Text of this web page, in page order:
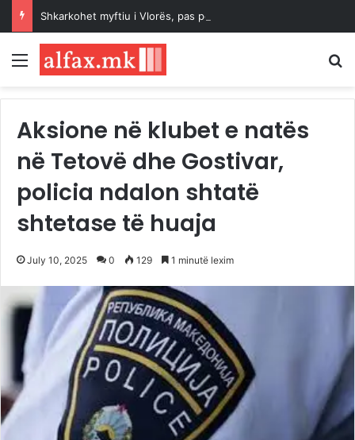
Menu
Aksione në klubet e natës
në Tetovë dhe Gostivar,
policia ndalon shtatë
shtetase të huaja
July 10, 2025 0 129 1 minutë lexim